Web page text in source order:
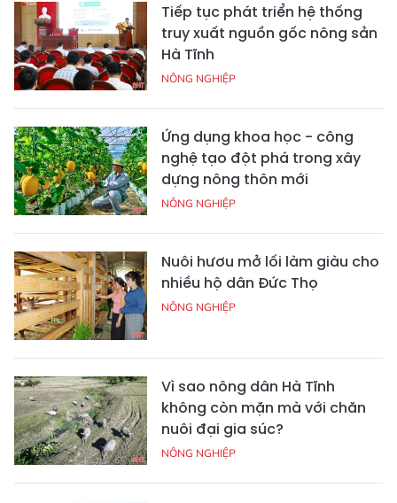
Tiếp tục phát triển hệ thống
truy xuất nguồn gốc nông sản
Hà Tĩnh
NÔNG NGHIỆP
Ứng dụng khoa học - công
nghệ tạo đột phá trong xây
dựng nông thôn mới
NÔNG NGHIỆP
Nuôi hươu mở lối làm giàu cho
nhiều hộ dân Đức Thọ
NÔNG NGHIỆP
Vì sao nông dân Hà Tĩnh
không còn mặn mà với chăn
nuôi đại gia súc?
NÔNG NGHIỆP